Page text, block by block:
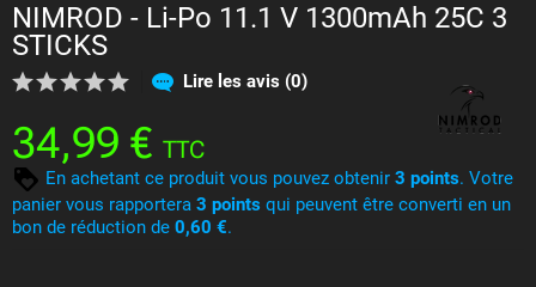
NIMROD - Li-Po 11.1 V 1300mAh 25C 3
STICKS
Lire les avis (0)
34,99 € TTC
En achetant ce produit vous pouvez obtenir 3 points. Votre
panier vous rapportera 3 points qui peuvent être converti en un
bon de réduction de 0,60 €.